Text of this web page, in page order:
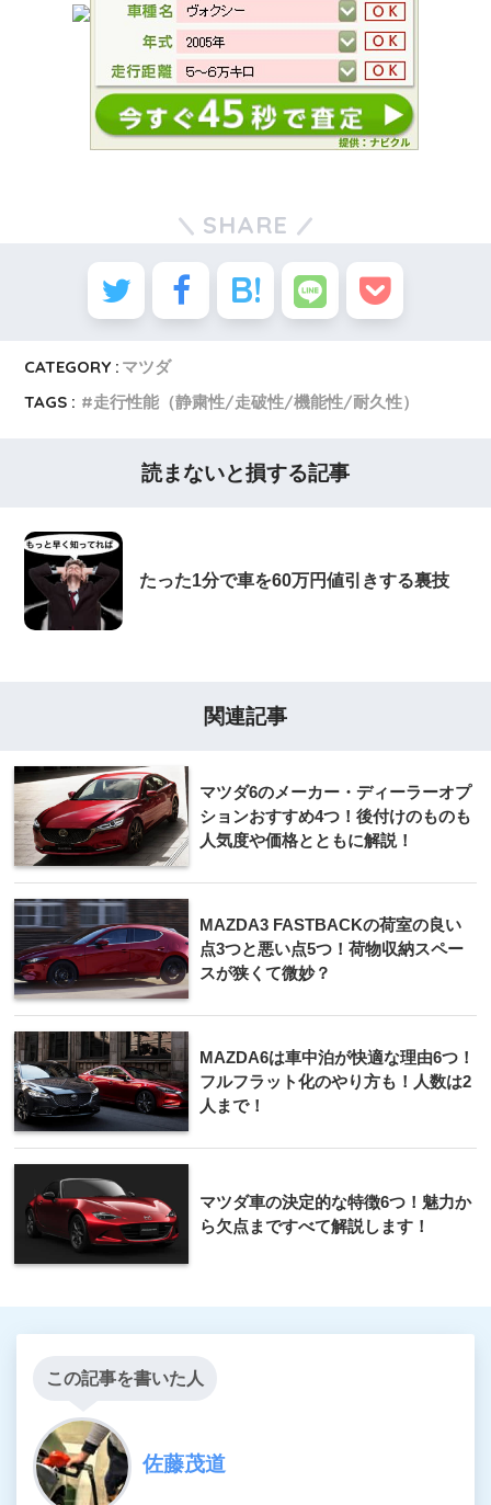
SHARE
CATEGORY : マツダ
TAGS :
走行性能（静粛性/走破性/機能性/耐久性）
読まないと損する記事
たった1分で車を60万円値引きする裏技
関連記事
マツダ6のメーカー・ディーラーオプ
ションおすすめ4つ！後付けのものも
人気度や価格とともに解説！
MAZDA3 FASTBACKの荷室の良い
点3つと悪い点5つ！荷物収納スペー
スが狭くて微妙？
MAZDA6は車中泊が快適な理由6つ！
フルフラット化のやり方も！人数は2
人まで！
マツダ車の決定的な特徴6つ！魅力か
ら欠点まですべて解説します！
この記事を書いた人
佐藤茂道